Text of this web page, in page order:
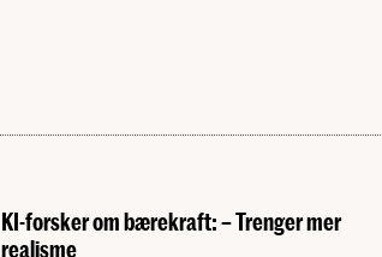
KI-forsker om bærekraft: – Trenger mer
realisme